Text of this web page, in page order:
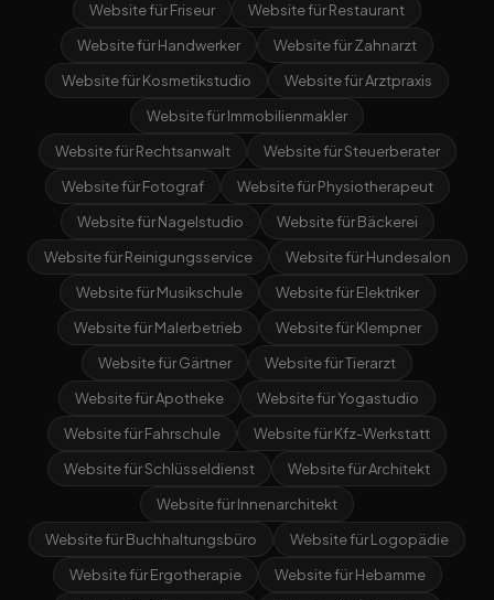
Website für Friseur
Website für Restaurant
Website für Handwerker
Website für Zahnarzt
Website für Kosmetikstudio
Website für Arztpraxis
Website für Immobilienmakler
Website für Rechtsanwalt
Website für Steuerberater
Website für Fotograf
Website für Physiotherapeut
Website für Nagelstudio
Website für Bäckerei
Website für Reinigungsservice
Website für Hundesalon
Website für Musikschule
Website für Elektriker
Website für Malerbetrieb
Website für Klempner
Website für Gärtner
Website für Tierarzt
Website für Apotheke
Website für Yogastudio
Website für Fahrschule
Website für Kfz-Werkstatt
Website für Schlüsseldienst
Website für Architekt
Website für Innenarchitekt
Website für Buchhaltungsbüro
Website für Logopädie
Website für Ergotherapie
Website für Hebamme